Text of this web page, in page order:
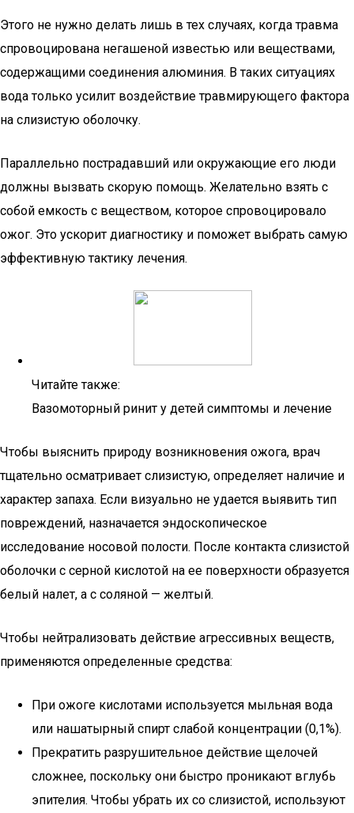
Этого не нужно делать лишь в тех случаях, когда травма
спровоцирована негашеной известью или веществами,
содержащими соединения алюминия. В таких ситуациях
вода только усилит воздействие травмирующего фактора
на слизистую оболочку.
Параллельно пострадавший или окружающие его люди
должны вызвать скорую помощь. Желательно взять с
собой емкость с веществом, которое спровоцировало
ожог. Это ускорит диагностику и поможет выбрать самую
эффективную тактику лечения.
Читайте также:
Вазомоторный ринит у детей симптомы и лечение
Чтобы выяснить природу возникновения ожога, врач
тщательно осматривает слизистую, определяет наличие и
характер запаха. Если визуально не удается выявить тип
повреждений, назначается эндоскопическое
исследование носовой полости. После контакта слизистой
оболочки с серной кислотой на ее поверхности образуется
белый налет, а с соляной — желтый.
Чтобы нейтрализовать действие агрессивных веществ,
применяются определенные средства:
При ожоге кислотами используется мыльная вода
или нашатырный спирт слабой концентрации (0,1%).
Прекратить разрушительное действие щелочей
сложнее, поскольку они быстро проникают вглубь
эпителия. Чтобы убрать их со слизистой, используют